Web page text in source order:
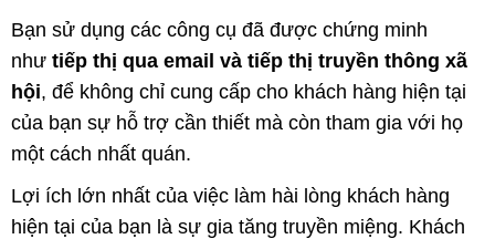
Bạn sử dụng các công cụ đã được chứng minh
như tiếp thị qua email và tiếp thị truyền thông xã
hội, để không chỉ cung cấp cho khách hàng hiện tại
của bạn sự hỗ trợ cần thiết mà còn tham gia với họ
một cách nhất quán.
Lợi ích lớn nhất của việc làm hài lòng khách hàng
hiện tại của bạn là sự gia tăng truyền miệng. Khách